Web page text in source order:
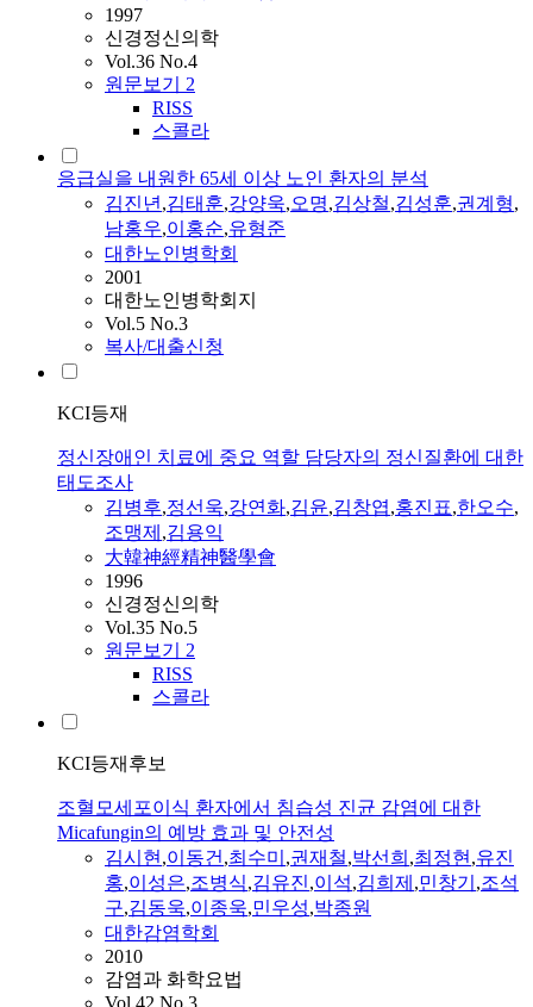
1997
신경정신의학
Vol.36 No.4
원문보기 2
RISS
스콜라
응급실을 내원한 65세 이상 노인 환자의 분석
김진년,김태훈,강양욱,오명,김상철,김성훈,권계형,
남홍우,이홍순,유형준
대한노인병학회
2001
대한노인병학회지
Vol.5 No.3
복사/대출신청
KCI등재
정신장애인 치료에 중요 역할 담당자의 정신질환에 대한
태도조사
김병후,정선욱,강연화,김윤,김창엽,홍진표,한오수,
조맹제 ,김용익
大韓神經精神醫學會
1996
신경정신의학
Vol.35 No.5
원문보기 2
RISS
스콜라
KCI등재후보
조혈모세포이식 환자에서 침습성 진균 감염에 대한
Micafungin의 예방 효과 및 안전성
김시현,이동건,최수미 ,권재철,박선희 ,최정현,유진
홍,이성은,조병식,김유진,이석,김희제 ,민창기 ,조석
구,김동욱,이종욱,민우성,박종원
대한감염학회
2010
감염과 화학요법